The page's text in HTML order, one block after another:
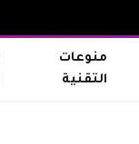
منوعات
التقنية